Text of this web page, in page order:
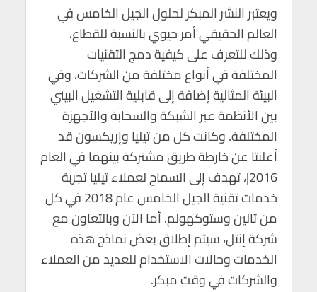
ويعتبر النشر المبكر لحلول الجيل الخامس في
العالم الحقيقي أمر حيوي بالنسبة للقطاع،
وذلك للتعرف على كيفية دمج التقنيات
المختلفة في أنواع مختلفة من الشركات، وفي
البيئة المثالية إضافة إلى قابلية التشغيل البيني
بين الأنظمة عبر الشبكة والسحابة والأجهزة
المختلفة. وكانت كل من تيليا وإريكسون قد
أعلنتا عن خارطة طريق مشتركة بينهما في العام
2016|، تهدف إلى السماح لعملاء تيليا تجربة
خدمات تقنية الجيل الخامس عام 2018 في كل
من تالين وستوكهولم. أما الآن وبالتعاون مع
شركة إنتل، سيتم إطلاق بعض نماذج هذه
الخدمات وحالات الاستخدام للعديد من العملاء
والشركات في وقت مبكر.